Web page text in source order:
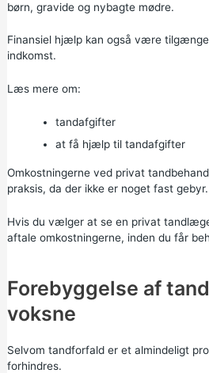
børn, gravide og nybagte mødre.
Finansiel hjælp kan også være
indkomst.
Læs mere om:
tandafgifter
at få hjælp til tandafgifter
Omkostningerne ved privat
praksis, da der ikke er noget fast gebyr.
Hvis du vælger at se en privat
aftale omkostningerne, inden du får
Forebyggelse af
voksne
Selvom tandforfald er et almindeligt
forhindres.